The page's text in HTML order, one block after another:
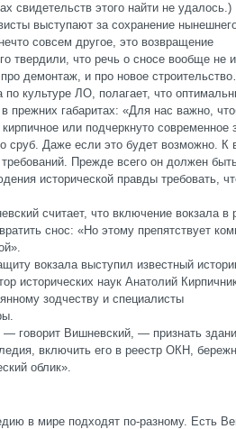
свидетельств этого найти не удалось.)
выступают за сохранение
совсем другое, это возвращение
твердили, что речь о сносе вообще не
демонтаж, и про новое
культуре ЛО, полагает, что
в прежних габаритах: «Для нас важно,
или подчеркнуто
Даже если это будет возможно. К
Прежде всего он должен
исторической правды требовать,
считает, что включение вокзала в
снос: «Но этому препятствует
вокзала выступил известный
исторических наук Анатолий
зодчеству и специалисты
говорит Вишневский, — признать
включить его в реестр ОКН,
облик».
в мире подходят по-разному. Есть